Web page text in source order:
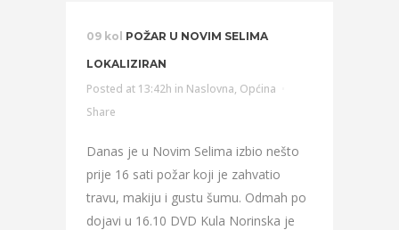
09 kol POŽAR U NOVIM SELIMA
LOKALIZIRAN
Posted at 13:42h in Naslovna, Općina
Share
Danas je u Novim Selima izbio nešto
prije 16 sati požar koji je zahvatio
travu, makiju i gustu šumu. Odmah po
dojavi u 16.10 DVD Kula Norinska je